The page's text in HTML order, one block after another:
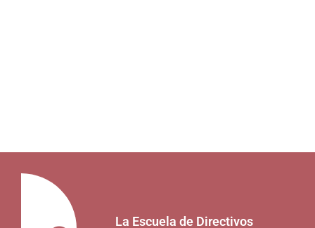
La Escuela de Directivos